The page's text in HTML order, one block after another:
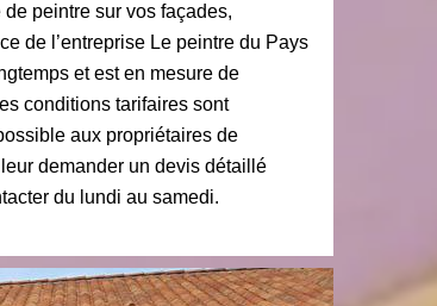
peintre sur vos façades,
de l’entreprise Le peintre du Pays
et est en mesure de
conditions tarifaires sont
aux propriétaires de
demander un devis détaillé
du lundi au samedi.